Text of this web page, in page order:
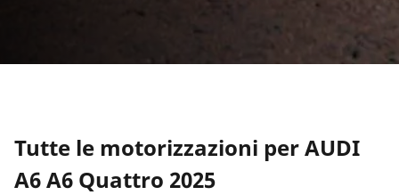
Tutte le motorizzazioni per AUDI
A6 A6 Quattro 2025